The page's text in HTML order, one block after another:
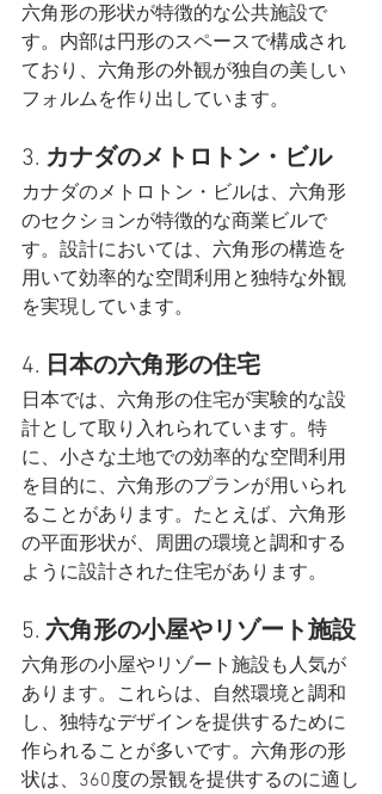
六角形の形状が特徴的な公共施設で
す。内部は円形のスペースで構成され
ており、六角形の外観が独自の美しい
フォルムを作り出しています。
3. カナダのメトロトン・ビル
カナダのメトロトン・ビルは、六角形
のセクションが特徴的な商業ビルで
す。設計においては、六角形の構造を
用いて効率的な空間利用と独特な外観
を実現しています。
4. 日本の六角形の住宅
日本では、六角形の住宅が実験的な設
計として取り入れられています。特
に、小さな土地での効率的な空間利用
を目的に、六角形のプランが用いられ
ることがあります。たとえば、六角形
の平面形状が、周囲の環境と調和する
ように設計された住宅があります。
5. 六角形の小屋やリゾート施設
六角形の小屋やリゾート施設も人気が
あります。これらは、自然環境と調和
し、独特なデザインを提供するために
作られることが多いです。六角形の形
状は、360度の景観を提供するのに適し